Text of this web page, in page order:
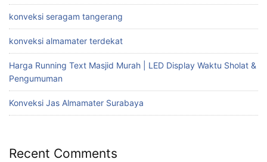
konveksi seragam tangerang
konveksi almamater terdekat
Harga Running Text Masjid Murah | LED Display Waktu Sholat &
Pengumuman
Konveksi Jas Almamater Surabaya
Recent Comments